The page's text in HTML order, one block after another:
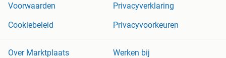
Voorwaarden
Privacyverklaring
Cookiebeleid
Privacyvoorkeuren
Over Marktplaats Werken bij